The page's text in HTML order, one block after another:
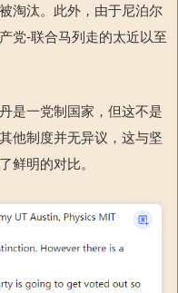
淘汰。此外，由于尼泊尔
党-联合马列走的太近以至
是一党制国家，但这不是
他制度并无异议，这与坚
鲜明的对比。